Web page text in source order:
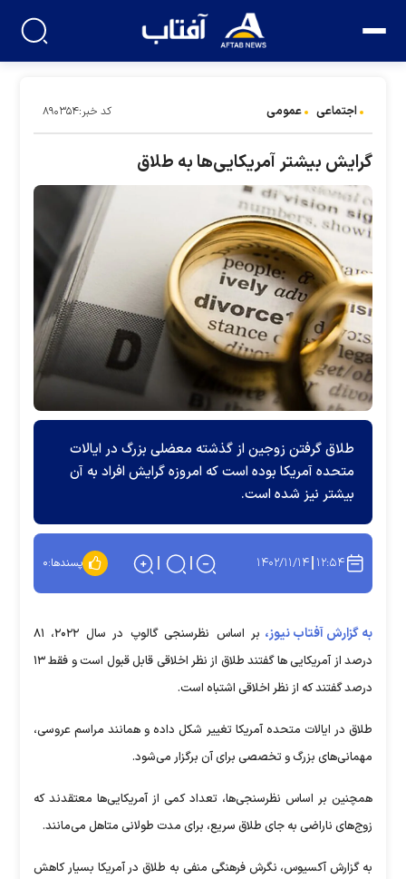
اجتماعی عمومی کد خبر:۸۹۰۳۵۴
گرایش بیشتر آمریکایی‌ها به طلاق
طلاق گرفتن زوجین از گذشته معضلی بزرگ در ایالات
متحده آمریکا بوده است که امروزه گرایش افراد به آن
بیشتر نیز شده است.
۱۲:۵۴ ۱۴۰۲/۱۱/۱۴ پسندها:۰
به گزارش آفتاب نیوز،
بر اساس نظرسنجی گالوپ در سال ۲۰۲۲، ۸۱
درصد از آمریکایی ها گفتند طلاق از نظر اخلاقی قابل قبول است و فقط ۱۳
درصد گفتند که از نظر اخلاقی اشتباه است.
طلاق در ایالات متحده آمریکا تغییر شکل داده و همانند مراسم عروسی،
مهمانی‌های بزرگ و تخصصی برای آن برگزار می‌شود.
همچنین بر اساس نظرسنجی‌ها، تعداد کمی از آمریکایی‌ها معتقدند که
زوج‌های ناراضی به جای طلاق سریع، برای مدت طولانی متاهل می‌مانند.
به گزارش آکسیوس، نگرش فرهنگی منفی به طلاق در آمریکا بسیار کاهش